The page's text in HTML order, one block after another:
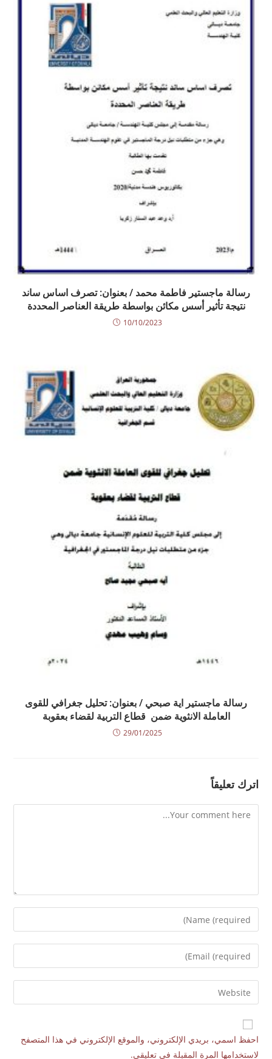
رسالة ماجستير فاطمة محمد / بعنوان: تصرف اساس ساند
نتيجة تأثير أسس مكائن بواسطة طريقة العناصر المحددة
10/10/2023
رسالة ماجستير اية صبحي / بعنوان: تحليل جغرافي للقوى
العاملة الانثوية ضمن قطاع التربية لقضاء بعقوبة
29/01/2025
اترك تعليقاً
احفظ اسمي، بريدي الإلكتروني، والموقع الإلكتروني في هذا المتصفح
لاستخدامها المرة المقبلة في تعليقي.